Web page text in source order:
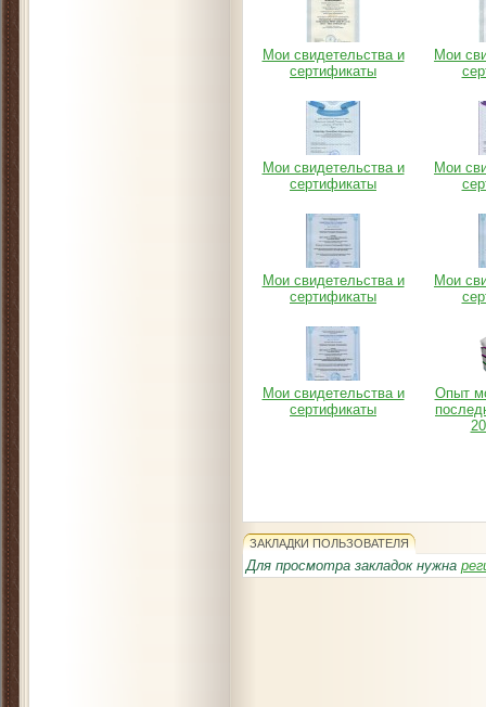
Мои свидетельства и
сертификаты
Мои
Мои свидетельства и
сертификаты
Мои
Мои свидетельства и
сертификаты
Мои
Мои свидетельства и
сертификаты
Опыт
ЗАКЛАДКИ ПОЛЬЗОВАТЕЛЯ
Для просмотра закладок нужна